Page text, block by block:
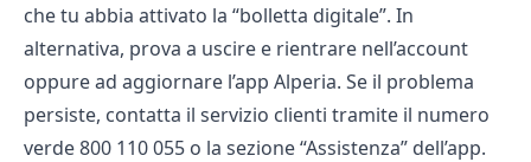
che tu abbia attivato la “bolletta digitale”. In
alternativa, prova a uscire e rientrare nell’account
oppure ad aggiornare l’app Alperia. Se il problema
persiste, contatta il servizio clienti tramite il numero
verde 800 110 055 o la sezione “Assistenza” dell’app.